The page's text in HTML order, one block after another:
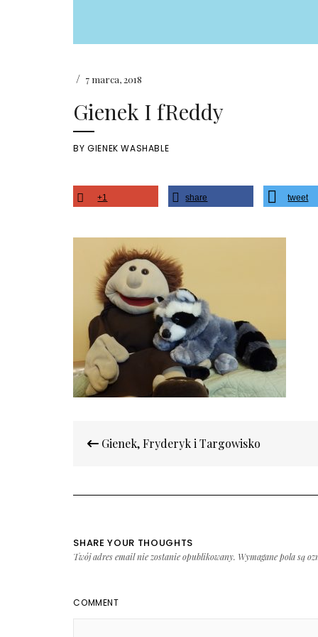
/ 7 marca, 2018
Gienek I fReddy
BYGIENEK WASHABLE
+1 share tweet
wpisuGienek, Fryderyk i Targowisko
SHARE YOUR THOUGHTS
Twój adres email nie zostanie opublikowany. Wymagane pola są
COMMENT